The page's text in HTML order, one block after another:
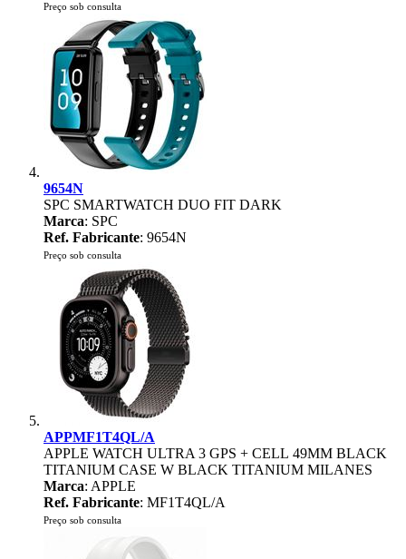
Preço sob consulta
9654N
SPC SMARTWATCH DUO FIT DARK
Marca: SPC
Ref. Fabricante: 9654N
Preço sob consulta
APPMF1T4QL/A
APPLE WATCH ULTRA 3 GPS + CELL 49MM BLACK
TITANIUM CASE W BLACK TITANIUM MILANES
Marca: APPLE
Ref. Fabricante: MF1T4QL/A
Preço sob consulta